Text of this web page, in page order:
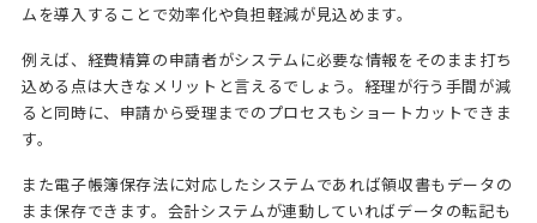
ムを導入することで効率化や負担軽減が見込めます。
例えば、経費精算の申請者がシステムに必要な情報をそのまま打ち
込める点は大きなメリットと言えるでしょう。経理が行う手間が減
ると同時に、申請から受理までのプロセスもショートカットできま
す。
また電子帳簿保存法に対応したシステムであれば領収書もデータの
まま保存できます。会計システムが連動していればデータの転記も